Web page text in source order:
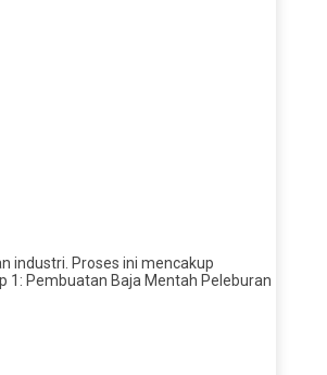
industri. Proses ini mencakup
1: Pembuatan Baja Mentah Peleburan